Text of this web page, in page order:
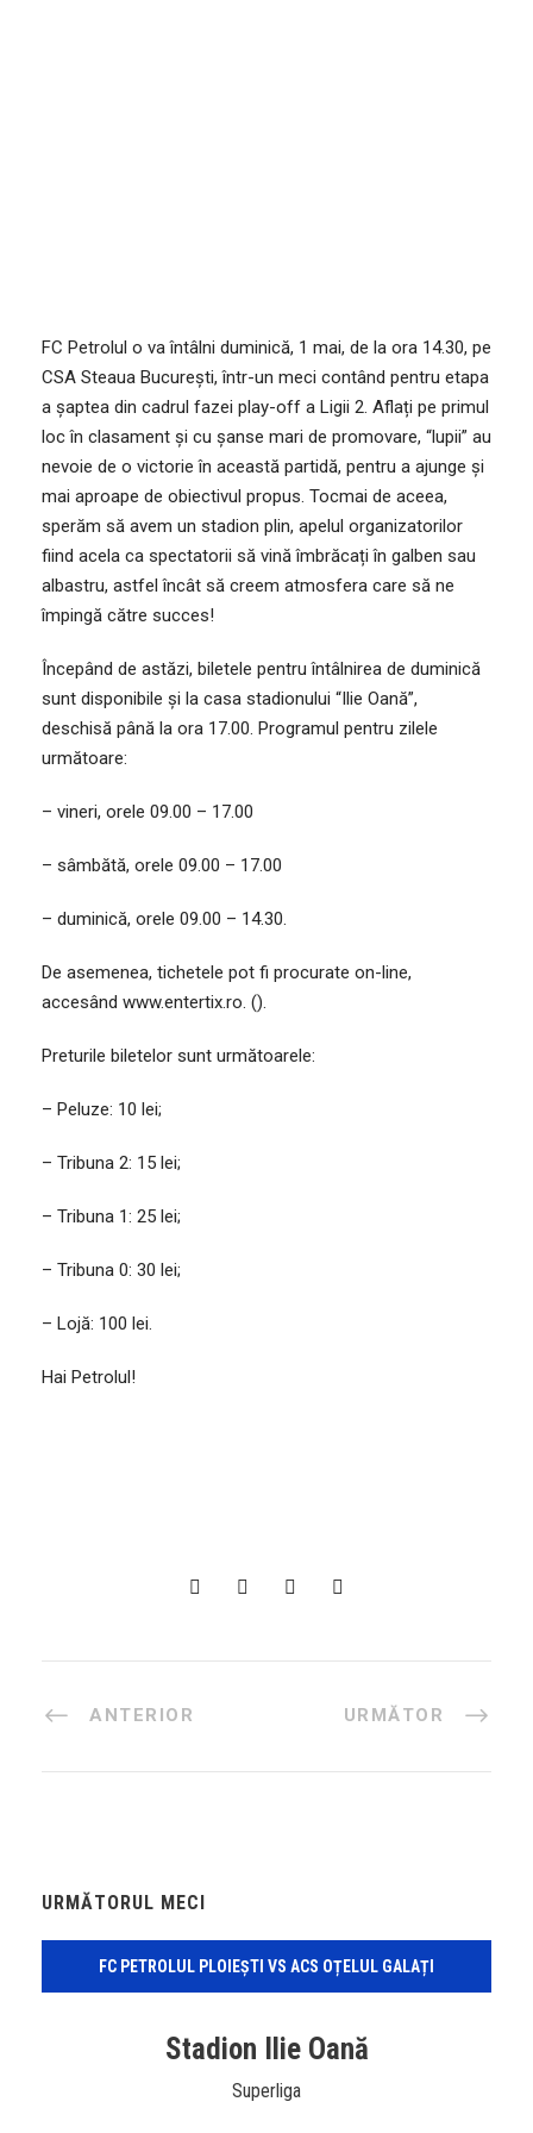
FC Petrolul o va întâlni duminică, 1 mai, de la ora 14.30, pe
CSA Steaua București, într-un meci contând pentru etapa
a șaptea din cadrul fazei play-off a Ligii 2. Aflați pe primul
loc în clasament și cu șanse mari de promovare, “lupii” au
nevoie de o victorie în această partidă, pentru a ajunge și
mai aproape de obiectivul propus. Tocmai de aceea,
sperăm să avem un stadion plin, apelul organizatorilor
fiind acela ca spectatorii să vină îmbrăcați în galben sau
albastru, astfel încât să creem atmosfera care să ne
împingă către succes!
Începând de astăzi, biletele pentru întâlnirea de duminică
sunt disponibile și la casa stadionului “Ilie Oană”,
deschisă până la ora 17.00. Programul pentru zilele
următoare:
– vineri, orele 09.00 – 17.00
– sâmbătă, orele 09.00 – 17.00
– duminică, orele 09.00 – 14.30.
De asemenea, tichetele pot fi procurate on-line,
accesând www.entertix.ro. ().
Preturile biletelor sunt următoarele:
– Peluze: 10 lei;
– Tribuna 2: 15 lei;
– Tribuna 1: 25 lei;
– Tribuna 0: 30 lei;
– Lojă: 100 lei.
Hai Petrolul!
ANTERIOR URMĂTOR
URMĂTORUL MECI
FC PETROLUL PLOIEȘTI VS ACS OȚELUL GALAȚI
Stadion Ilie Oană
Superliga